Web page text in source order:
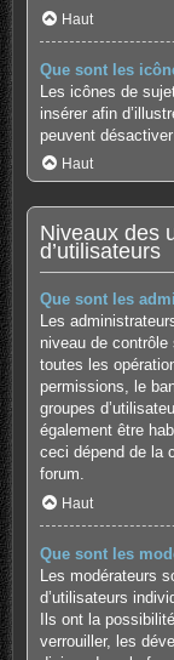
Haut
Que sont les
Les icônes de
insérer afin
peuvent
Haut
Niveaux des
d’utilisateurs
Que sont les
Les
niveau de
toutes les
permissions, le
groupes
également être
ceci dépend de la
forum.
Haut
Que sont les
Les modérateurs
d’utilisateurs
Ils ont la
verrouiller, les